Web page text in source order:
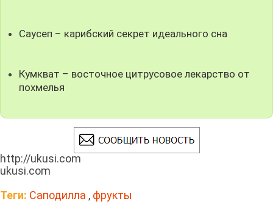
Саусеп – карибский секрет идеального сна
Кумкват – восточное цитрусовое лекарство от
похмелья
http://ukusi.com
ukusi.com
Теги: Саподилла , фрукты